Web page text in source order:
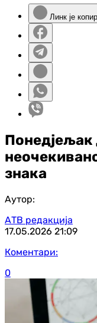
Линк је
знака
Аутор:
АТВ редакција
17.05.2026 21:09
Коментари:
0